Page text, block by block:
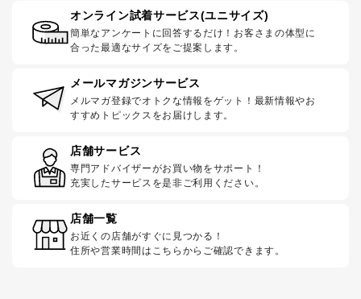
オンライン試着サービス(ユニサイズ)
簡単なアンケートに回答するだけ！お客さまの体型に
合った最適なサイズをご提案します。
メールマガジンサービス
メルマガ登録でオトクな情報をゲット！最新情報やお
すすめトピックスをお届けします。
店舗サービス
専門アドバイザーがお買い物をサポート！
充実したサービスを是非ご利用ください。
店舗一覧
お近くの店舗がすぐに見つかる！
住所や営業時間はこちらからご確認できます。